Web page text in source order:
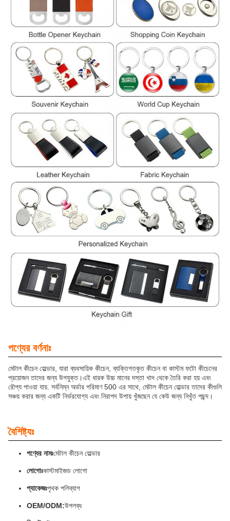
পণ্যের বর্ণনাঃ
মেটাল কীচেন হোল্ডার, যারা ব্যবসায়িক কীচেন, ব্যক্তিগতকৃত কীচেন বা কাস্টম ফটো কীচেনের
প্রয়োজন তাদের জন্য উপযুক্ত।এই ধারক উচ্চ মানের দস্তা খাদ থেকে তৈরি করা হয় এবং
রৌপ্য পাওয়া যায়. সর্বনিম্ন অর্ডার পরিমাণ 500 এর সাথে, মেটাল কীচেন হোল্ডার তাদের কীগুলি
সঞ্চয় করার জন্য একটি নির্ভরযোগ্য এবং নিরাপদ উপায় খুঁজছেন যে কেউ জন্য নিখুঁত পছন্দ।
বৈশিষ্ট্যঃ
পণ্যের নামঃমেটাল কীচেন হোল্ডার
লোগোঃকাস্টমাইজড লোগো
প্যাকেজঃপৃথক পলিব্যাগ
OEM/ODM:উপলব্ধ